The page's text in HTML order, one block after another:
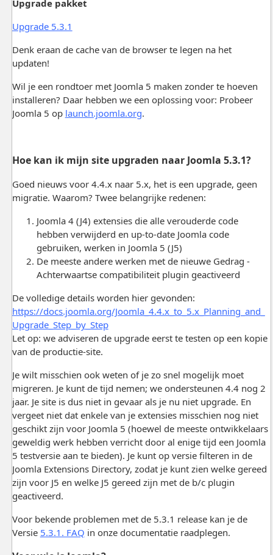
Upgrade pakket
Upgrade 5.3.1
Denk eraan de cache van de browser te legen na het
updaten!
Wil je een rondtoer met Joomla 5 maken zonder te hoeven
installeren? Daar hebben we een oplossing voor: Probeer
Joomla 5 op launch.joomla.org.
Hoe kan ik mijn site upgraden naar Joomla 5.3.1?
Goed nieuws voor 4.4.x naar 5.x, het is een upgrade, geen
migratie. Waarom? Twee belangrijke redenen:
Joomla 4 (J4) extensies die alle verouderde code
hebben verwijderd en up-to-date Joomla code
gebruiken, werken in Joomla 5 (J5)
De meeste andere werken met de nieuwe Gedrag -
Achterwaartse compatibiliteit plugin geactiveerd
De volledige details worden hier gevonden:
https://docs.joomla.org/Joomla_4.4.x_to_5.x_Planning_and_
Upgrade_Step_by_Step
Let op: we adviseren de upgrade eerst te testen op een kopie
van de productie-site.
Je wilt misschien ook weten of je zo snel mogelijk moet
migreren. Je kunt de tijd nemen; we ondersteunen 4.4 nog 2
jaar. Je site is dus niet in gevaar als je nu niet upgrade. En
vergeet niet dat enkele van je extensies misschien nog niet
geschikt zijn voor Joomla 5 (hoewel de meeste ontwikkelaars
geweldig werk hebben verricht door al enige tijd een Joomla
5 testversie aan te bieden). Je kunt op versie filteren in de
Joomla Extensions Directory, zodat je kunt zien welke gereed
zijn voor J5 en welke J5 gereed zijn met de b/c plugin
geactiveerd.
Voor bekende problemen met de 5.3.1 release kan je de
Versie 5.3.1. FAQ in onze documentatie raadplegen.